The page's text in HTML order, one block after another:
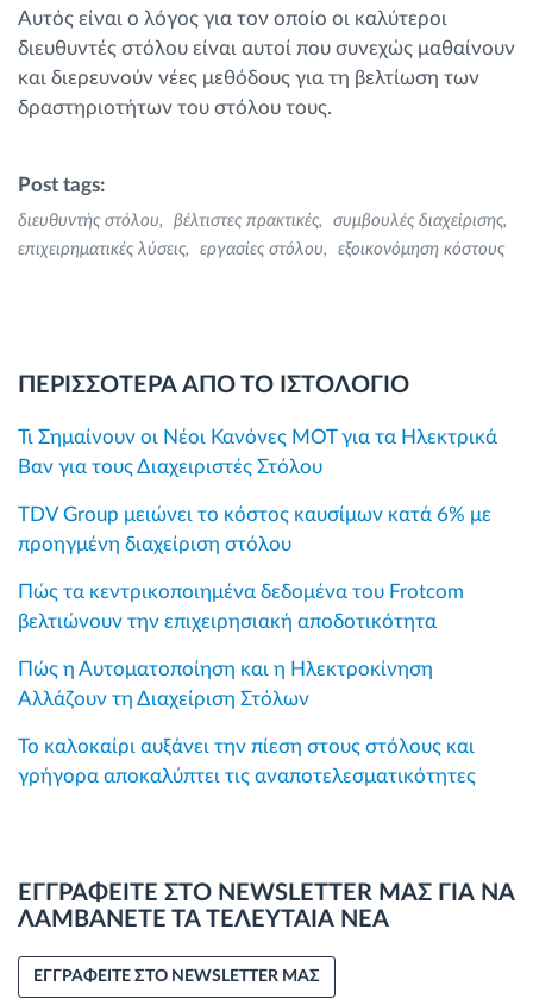
Αυτός είναι ο λόγος για τον οποίο οι καλύτεροι
διευθυντές στόλου είναι αυτοί που συνεχώς μαθαίνουν
και διερευνούν νέες μεθόδους για τη βελτίωση των
δραστηριοτήτων του στόλου τους.
Post tags:
διευθυντής στόλου βέλτιστες πρακτικές
συμβουλές διαχείρισης
επιχειρηματικές λύσεις
εργασίες στόλου εξοικονόμηση κόστους
ΠΕΡΙΣΣΟΤΕΡΑ ΑΠΟ ΤΟ ΙΣΤΟΛΟΓΙΟ
Τι Σημαίνουν οι Νέοι Κανόνες MOT για τα Ηλεκτρικά
Βαν για τους Διαχειριστές Στόλου
TDV Group μειώνει το κόστος καυσίμων κατά 6% με
προηγμένη διαχείριση στόλου
Πώς τα κεντρικοποιημένα δεδομένα του Frotcom
βελτιώνουν την επιχειρησιακή αποδοτικότητα
Πώς η Αυτοματοποίηση και η Ηλεκτροκίνηση
Αλλάζουν τη Διαχείριση Στόλων
Το καλοκαίρι αυξάνει την πίεση στους στόλους και
γρήγορα αποκαλύπτει τις αναποτελεσματικότητες
ΕΓΓΡΑΦΕΙΤΕ ΣΤΟ NEWSLETTER ΜΑΣ ΓΙΑ ΝΑ
ΛΑΜΒΑΝΕΤΕ ΤΑ ΤΕΛΕΥΤΑΙΑ ΝΕΑ
ΕΓΓΡΑΦΕΙΤΕ ΣΤΟ NEWSLETTER ΜΑΣ